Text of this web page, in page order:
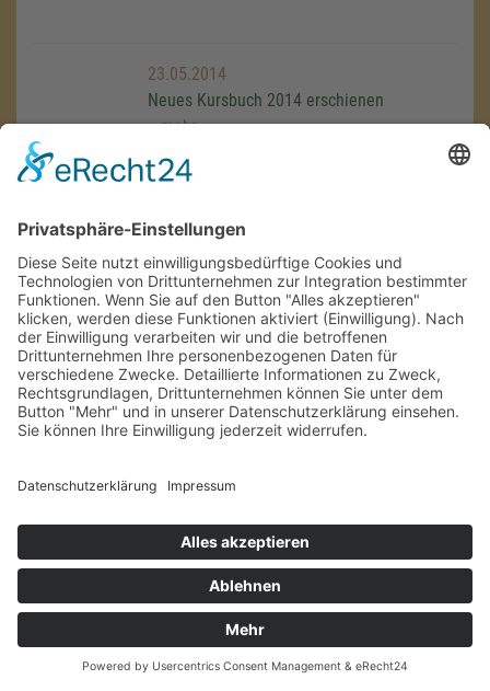
23.05.2014
Neues Kursbuch 2014 erschienen
...mehr
09.04.2014
DAMPFBAHN-ROUTE Sachsen erhält Claus-
Köpcke-Preis 2013 der Stiftung Sächsische
Schmalspurbahnen
...mehr
Newsletter für Kooperationspartner und
erschienen
...mehr
06.01.2014